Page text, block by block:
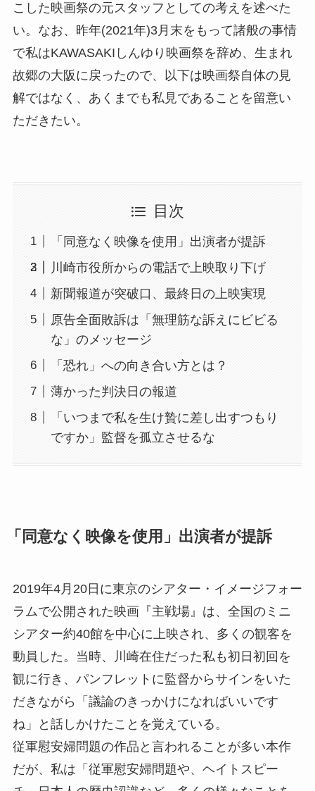
こした映画祭の元スタッフとしての考えを述べた
い。なお、昨年(2021年)3月末をもって諸般の事情
で私はKAWASAKIしんゆり映画祭を辞め、生まれ
故郷の大阪に戻ったので、以下は映画祭自体の見
解ではなく、あくまでも私見であることを留意い
ただきたい。
目次
「同意なく映像を使用」出演者が提訴
川崎市役所からの電話で上映取り下げ
新聞報道が突破口、最終日の上映実現
原告全面敗訴は「無理筋な訴えにビビる
な」のメッセージ
「恐れ」への向き合い方とは？
薄かった判決日の報道
「いつまで私を生け贄に差し出すつもり
ですか」監督を孤立させるな
「同意なく映像を使用」出演者が提訴
2019年4月20日に東京のシアター・イメージフォー
ラムで公開された映画『主戦場』は、全国のミニ
シアター約40館を中心に上映され、多くの観客を
動員した。当時、川崎在住だった私も初日初回を
観に行き、パンフレットに監督からサインをいた
だきながら「議論のきっかけになればいいです
ね」と話しかけたことを覚えている。
従軍慰安婦問題の作品と言われることが多い本作
だが、私は「従軍慰安婦問題や、ヘイトスピー